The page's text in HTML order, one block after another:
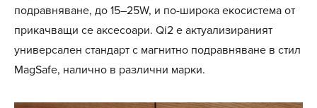
подравняване, до 15–25W, и по-широка екосистема от
прикачващи се аксесоари. Qi2 е актуализираният
универсален стандарт с магнитно подравняване в стил
MagSafe, налично в различни марки.